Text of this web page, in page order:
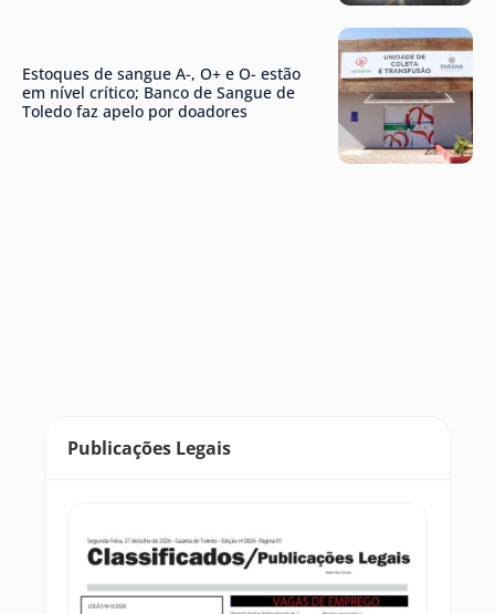
Estoques de sangue A-, O+ e O- estão
em nível crítico; Banco de Sangue de
Toledo faz apelo por doadores
Publicações Legais